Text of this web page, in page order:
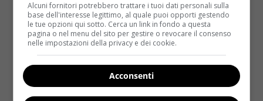
Alcuni fornitori potrebbero trattare i tuoi dati personali sulla
base dell'interesse legittimo, al quale puoi opporti gestendo
le tue opzioni qui sotto. Cerca un link in fondo a questa
pagina o nel menu del sito per gestire o revocare il consenso
nelle impostazioni della privacy e dei cookie.
Acconsenti